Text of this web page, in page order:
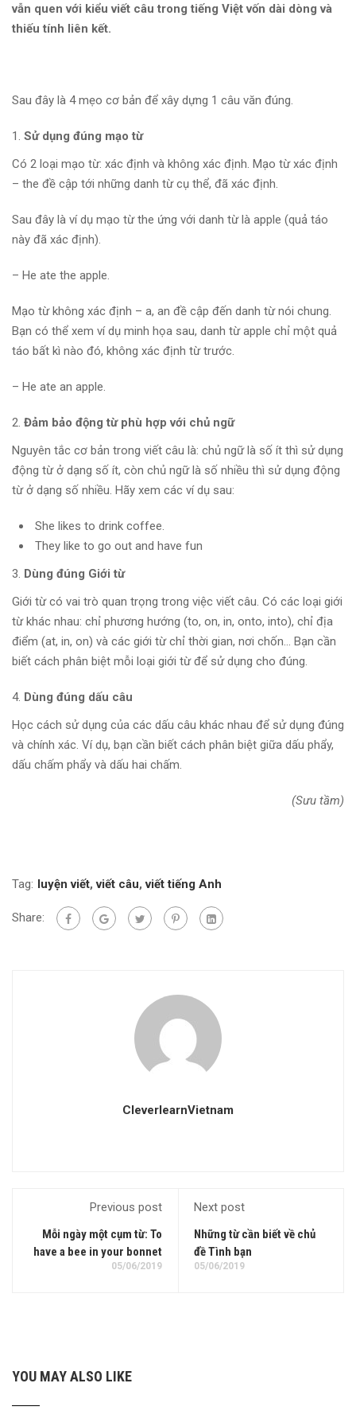
vẫn quen với kiểu viết câu trong tiếng Việt vốn dài dòng và
thiếu tính liên kết.
Sau đây là 4 mẹo cơ bản để xây dựng 1 câu văn đúng.
Sử dụng đúng mạo từ
Có 2 loại mạo từ: xác định và không xác định. Mạo từ xác định
– the đề cập tới những danh từ cụ thể, đã xác định.
Sau đây là ví dụ mạo từ the ứng với danh từ là apple (quả táo
này đã xác định).
– He ate the apple.
Mạo từ không xác định – a, an đề cập đến danh từ nói chung.
Bạn có thể xem ví dụ minh họa sau, danh từ apple chỉ một quả
táo bất kì nào đó, không xác định từ trước.
– He ate an apple.
Đảm bảo động từ phù hợp với chủ ngữ
Nguyên tắc cơ bản trong viết câu là: chủ ngữ là số ít thì sử dụng
động từ ở dạng số ít, còn chủ ngữ là số nhiều thì sử dụng động
từ ở dạng số nhiều. Hãy xem các ví dụ sau:
She likes to drink coffee.
They like to go out and have fun
Dùng đúng Giới từ
Giới từ có vai trò quan trọng trong việc viết câu. Có các loại giới
từ khác nhau: chỉ phương hướng (to, on, in, onto, into), chỉ địa
điểm (at, in, on) và các giới từ chỉ thời gian, nơi chốn… Bạn cần
biết cách phân biệt mỗi loại giới từ để sử dụng cho đúng.
Dùng đúng dấu câu
Học cách sử dụng của các dấu câu khác nhau để sử dụng đúng
và chính xác. Ví dụ, bạn cần biết cách phân biệt giữa dấu phẩy,
dấu chấm phẩy và dấu hai chấm.
(Sưu tầm)
Tag: luyện viết,viết câu,viết tiếng Anh
Share:
CleverlearnVietnam
Previous post
Mỗi ngày một cụm từ: To
have a bee in your bonnet
05/06/2019
Next post
Những từ cần biết về chủ
đề Tình bạn
05/06/2019
YOU MAY ALSO LIKE